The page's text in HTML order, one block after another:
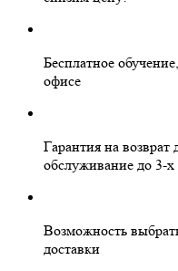
Бесплатное
офисе
Гарантия на возврат
обслуживание до 3-х
Возможность
доставки